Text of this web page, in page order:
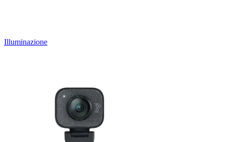
Illuminazione